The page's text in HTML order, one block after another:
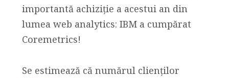
importantă achiziție a acestui an din
lumea web analytics: IBM a cumpărat
Coremetrics!
Se estimează că numărul clienților